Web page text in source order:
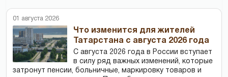
01 августа 2026
Что изменится для жителей
Татарстана с августа 2026 года
С августа 2026 года в России вступает
в силу ряд важных изменений, которые
затронут пенсии, больничные, маркировку товаров и